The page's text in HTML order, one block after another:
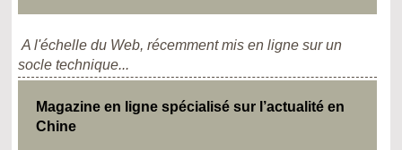
A l'échelle du Web, récemment mis en ligne sur un
socle technique...
Magazine en ligne spécialisé sur l’actualité en
Chine